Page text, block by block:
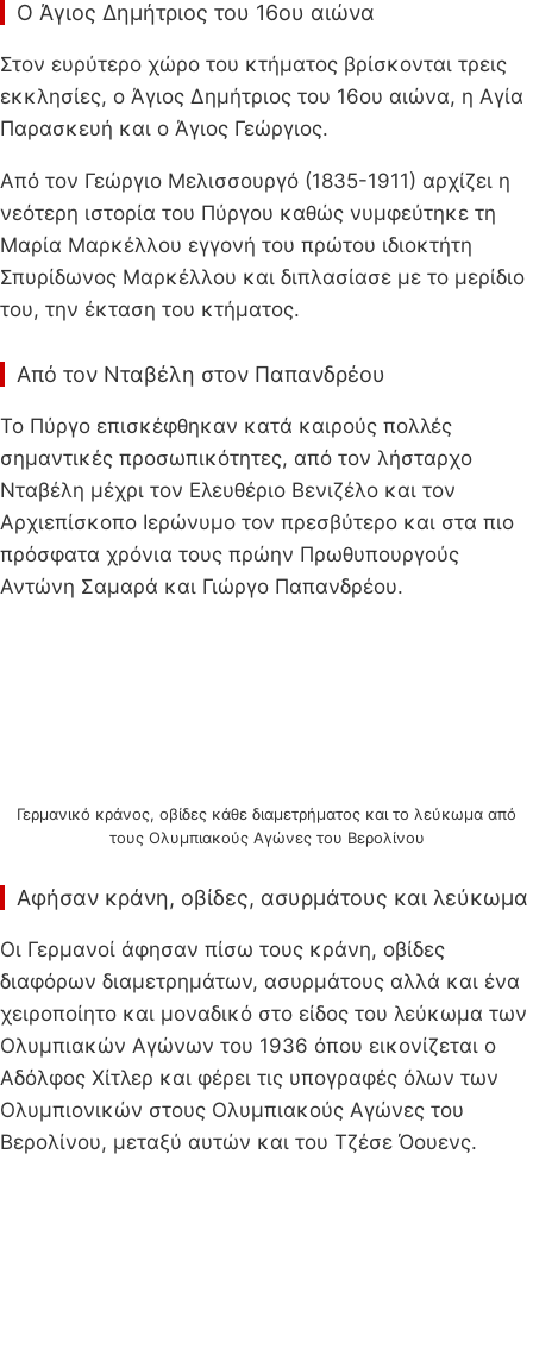
Ο Άγιος Δημήτριος του 16ου αιώνα
Στον ευρύτερο χώρο του κτήματος βρίσκονται τρεις
εκκλησίες, ο Άγιος Δημήτριος του 16ου αιώνα, η Αγία
Παρασκευή και ο Άγιος Γεώργιος.
Από τον Γεώργιο Μελισσουργό (1835-1911) αρχίζει η
νεότερη ιστορία του Πύργου καθώς νυμφεύτηκε τη
Μαρία Μαρκέλλου εγγονή του πρώτου ιδιοκτήτη
Σπυρίδωνος Μαρκέλλου και διπλασίασε με το μερίδιο
του, την έκταση του κτήματος.
Από τον Νταβέλη στον Παπανδρέου
Το Πύργο επισκέφθηκαν κατά καιρούς πολλές
σημαντικές προσωπικότητες, από τον λήσταρχο
Νταβέλη μέχρι τον Ελευθέριο Βενιζέλο και τον
Αρχιεπίσκοπο Ιερώνυμο τον πρεσβύτερο και στα πιο
πρόσφατα χρόνια τους πρώην Πρωθυπουργούς
Αντώνη Σαμαρά και Γιώργο Παπανδρέου.
Γερμανικό κράνος, οβίδες κάθε διαμετρήματος και το λεύκωμα από
τους Ολυμπιακούς Αγώνες του Βερολίνου
Αφήσαν κράνη, οβίδες, ασυρμάτους και λεύκωμα
Οι Γερμανοί άφησαν πίσω τους κράνη, οβίδες
διαφόρων διαμετρημάτων, ασυρμάτους αλλά και ένα
χειροποίητο και μοναδικό στο είδος του λεύκωμα των
Ολυμπιακών Αγώνων του 1936 όπου εικονίζεται ο
Αδόλφος Χίτλερ και φέρει τις υπογραφές όλων των
Ολυμπιονικών στους Ολυμπιακούς Αγώνες του
Βερολίνου, μεταξύ αυτών και του Τζέσε Όουενς.